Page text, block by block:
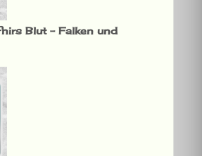
Blut – Falken und